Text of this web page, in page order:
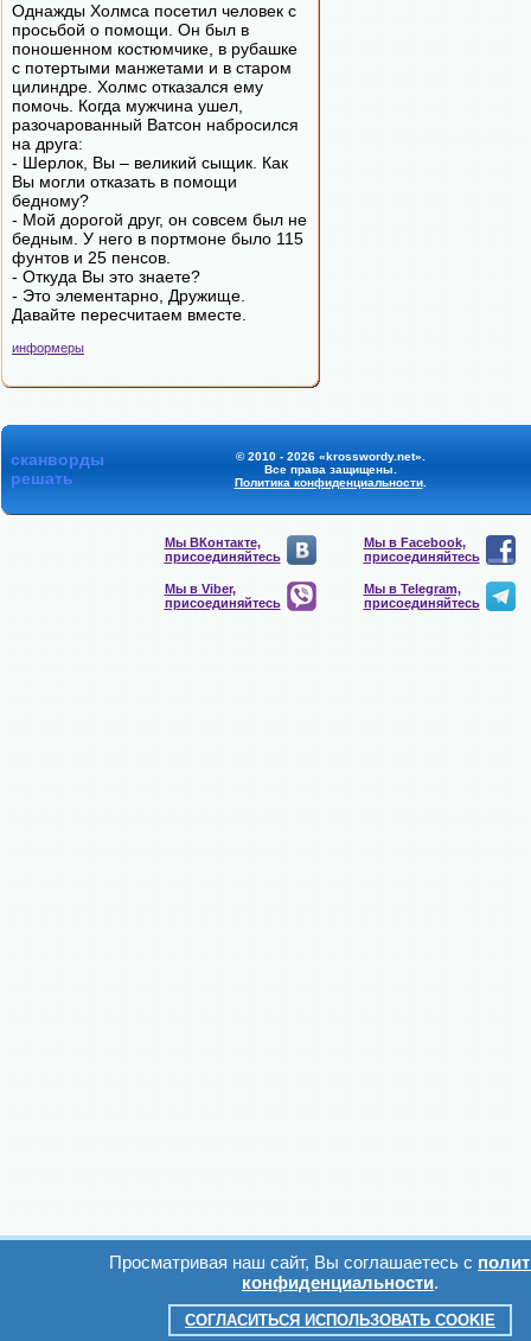
Однажды Холмса посетил человек с
просьбой о помощи. Он был в
поношенном костюмчике, в рубашке
с потертыми манжетами и в старом
цилиндре. Холмс отказался ему
помочь. Когда мужчина ушел,
разочарованный Ватсон набросился
на друга:
- Шерлок, Вы – великий сыщик. Как
Вы могли отказать в помощи
бедному?
- Мой дорогой друг, он совсем был не
бедным. У него в портмоне было 115
фунтов и 25 пенсов.
- Откуда Вы это знаете?
- Это элементарно, Дружище.
Давайте пересчитаем вместе.
информеры
сканворды
решать
© 2010 - 2026 «krosswordy.net».
Все права защищены.
Политика конфиденциальности.
Мы ВКонтакте,
присоединяйтесь
Мы в Facebook,
присоединяйтесь
Мы в Viber,
присоединяйтесь
Мы в Telegram,
присоединяйтесь
Просматривая наш сайт, Вы соглашаетесь с
конфиденциальности.
СОГЛАСИТЬСЯ ИСПОЛЬЗОВАТЬ COOKIE